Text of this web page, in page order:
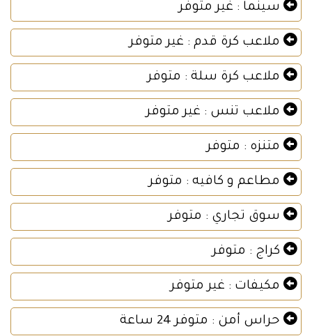
سينما : غير متوفر
ملاعب كرة قدم : غير متوفر
ملاعب كرة سلة : متوفر
ملاعب تنس : غير متوفر
متنزه : متوفر
مطاعم و كافيه : متوفر
سوق تجاري : متوفر
كراج : متوفر
مكيفات : غير متوفر
حراس أمن : متوفر 24 ساعة